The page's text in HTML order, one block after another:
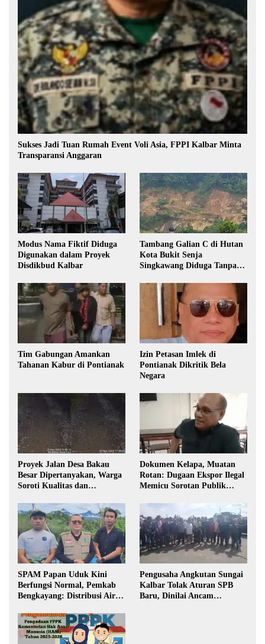
Sukses Jadi Tuan Rumah Event Voli Asia, FPPI Kalbar Minta
Transparansi Anggaran
Modus Nama Fiktif Diduga
Digunakan dalam Proyek
Disdikbud Kalbar
Tambang Galian C di Hutan
Kota Bukit Senja
Singkawang Diduga Tanpa
Tim Gabungan Amankan
Tahanan Kabur di Pontianak
Izin Petasan Imlek di
Pontianak Dikritik Bela
Negara
Proyek Jalan Desa Bakau
Besar Dipertanyakan, Warga
Soroti Kualitas dan
Pembangunan
Dokumen Kelapa, Muatan
Rotan: Dugaan Ekspor Ilegal
Memicu Sorotan Publik
SPAM Papan Uduk Kini
Berfungsi Normal, Pemkab
Bengkayang: Distribusi Air
Warga
Pengusaha Angkutan Sungai
Kalbar Tolak Aturan SPB
Baru, Dinilai Ancam